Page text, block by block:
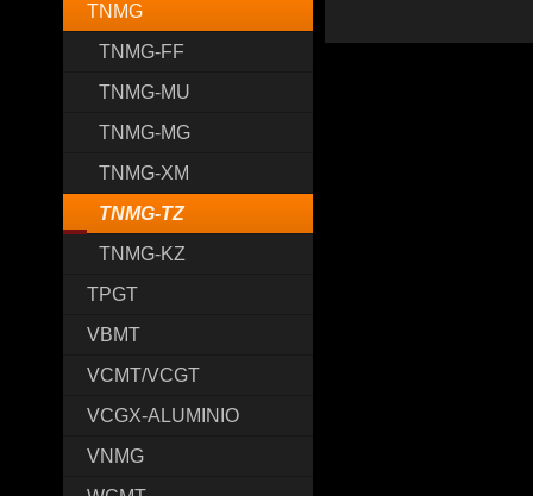
TNMG
TNMG-FF
TNMG-MU
TNMG-MG
TNMG-XM
TNMG-TZ
TNMG-KZ
TPGT
VBMT
VCMT/VCGT
VCGX-ALUMINIO
VNMG